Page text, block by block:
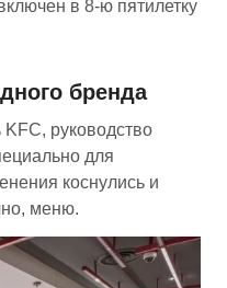
в 8-ю пятилетку
бренда
руководство
для
коснулись и
меню.